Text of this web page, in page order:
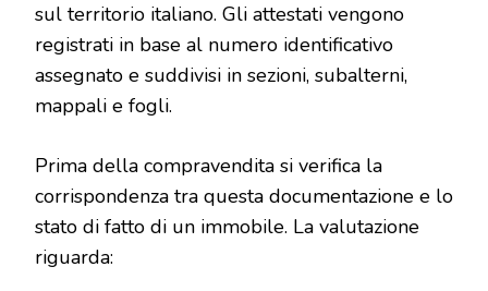
sul territorio italiano. Gli attestati vengono
registrati in base al numero identificativo
assegnato e suddivisi in sezioni, subalterni,
mappali e fogli.
Prima della compravendita si verifica la
corrispondenza tra questa documentazione e lo
stato di fatto di un immobile. La valutazione
riguarda: